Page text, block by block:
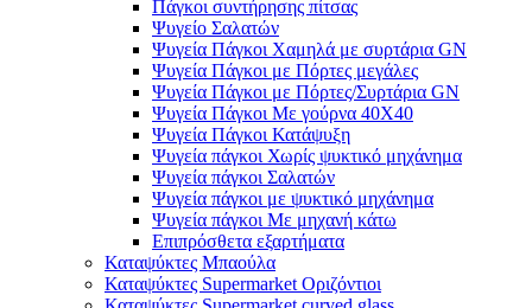
Πάγκοι συντήρησης πίτσας
Ψυγείο Σαλατών
Ψυγεία Πάγκοι Χαμηλά με συρτάρια GN
Ψυγεία Πάγκοι με Πόρτες μεγάλες
Ψυγεία Πάγκοι με Πόρτες/Συρτάρια GN
Ψυγεία Πάγκοι Με γούρνα 40Χ40
Ψυγεία Πάγκοι Κατάψυξη
Ψυγεία πάγκοι Χωρίς ψυκτικό μηχάνημα
Ψυγεία πάγκοι Σαλατών
Ψυγεία πάγκοι με ψυκτικό μηχάνημα
Ψυγεία πάγκοι Με μηχανή κάτω
Επιπρόσθετα εξαρτήματα
Καταψύκτες Μπαούλα
Καταψύκτες Supermarket Οριζόντιοι